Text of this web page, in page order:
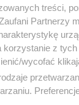
treści,
Partnerzy
z tych
wycofać